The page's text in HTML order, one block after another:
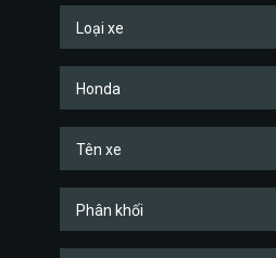
Loại xe
Honda
Tên xe
Phân khối